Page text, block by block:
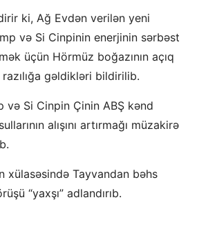
ki, Ağ Evdən verilən yeni
və Si Cinpinin enerjinin sərbəst
üçün Hörmüz boğazının açıq
gəldikləri bildirilib.
və Si Cinpin Çinin ABŞ kənd
alışını artırmağı müzakirə
xülasəsində Tayvandan bəhs
“yaxşı” adlandırıb.